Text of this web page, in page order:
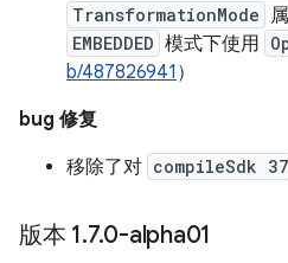
TransformationMode
EMBEDDED 模式下使用
b/487826941 ）
bug 修复
移除了对 compileSdk 37
版本 1.7.0-alpha01